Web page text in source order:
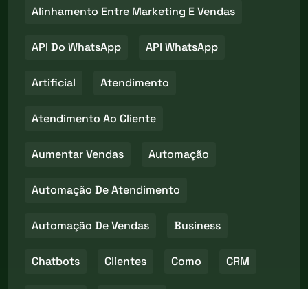
Alinhamento Entre Marketing E Vendas
API Do WhatsApp API WhatsApp
Artificial Atendimento
Atendimento Ao Cliente
Aumentar Vendas Automação
Automação De Atendimento
Automação De Vendas Business
Chatbots Clientes Como CRM